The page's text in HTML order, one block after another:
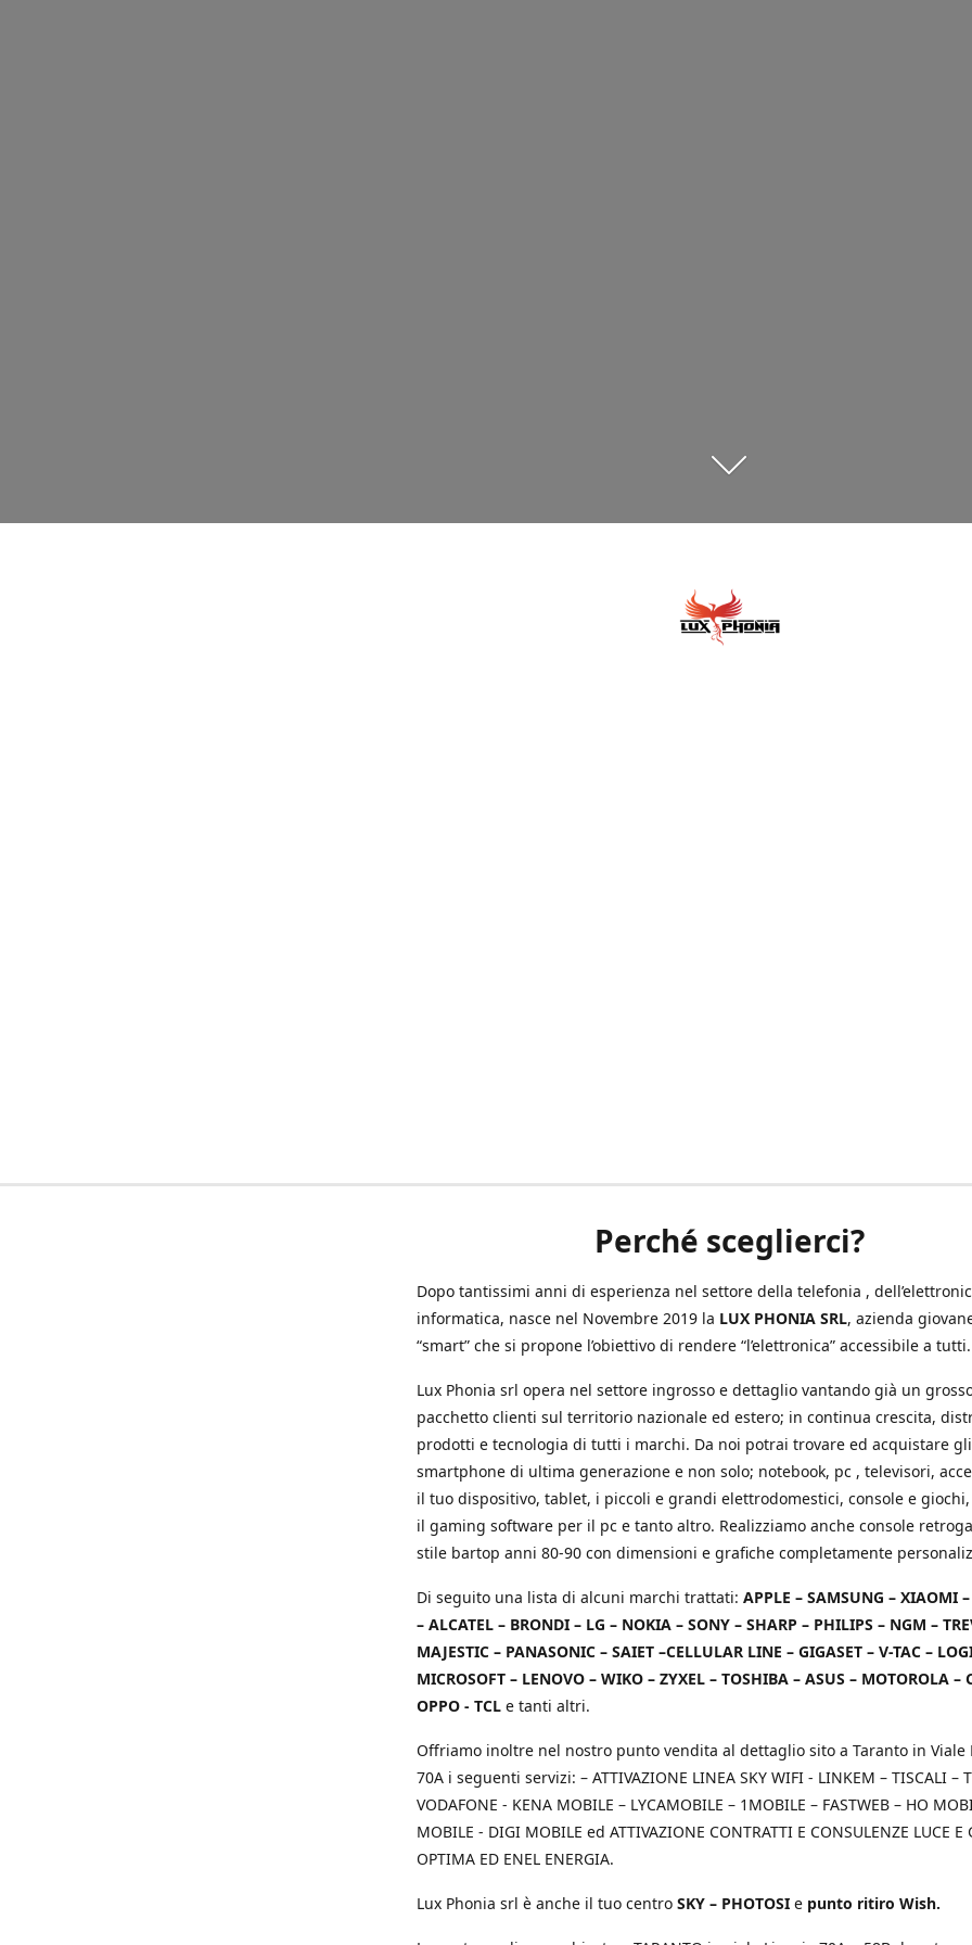
Perché sceglierci?
Dopo tantissimi anni di esperienza nel settore della telefonia ,
informatica, nasce nel Novembre 2019 la LUX PHONIA SRL, azienda
“smart” che si propone l’obiettivo di rendere “l’elettronica” accessibile a tutti.
Lux Phonia srl opera nel settore ingrosso e dettaglio vantando già un
pacchetto clienti sul territorio nazionale ed estero; in continua crescita,
prodotti e tecnologia di tutti i marchi. Da noi potrai trovare ed acquistare gli
smartphone di ultima generazione e non solo; notebook, pc , televisori,
il tuo dispositivo, tablet, i piccoli e grandi elettrodomestici, console e
il gaming software per il pc e tanto altro. Realizziamo anche console
stile bartop anni 80-90 con dimensioni e grafiche completamente
Di seguito una lista di alcuni marchi trattati: APPLE – SAMSUNG – XIAOMI
– ALCATEL – BRONDI – LG – NOKIA – SONY – SHARP – PHILIPS – NGM –
MAJESTIC – PANASONIC – SAIET –CELLULAR LINE – GIGASET – V-TAC –
MICROSOFT – LENOVO – WIKO – ZYXEL – TOSHIBA – ASUS – MOTOROLA –
OPPO - TCL e tanti altri.
Offriamo inoltre nel nostro punto vendita al dettaglio sito a Taranto in Viale
70A i seguenti servizi: – ATTIVAZIONE LINEA SKY WIFI - LINKEM – TISCALI –
VODAFONE - KENA MOBILE – LYCAMOBILE – 1MOBILE – FASTWEB – HO
MOBILE - DIGI MOBILE ed ATTIVAZIONE CONTRATTI E CONSULENZE LUCE E
OPTIMA ED ENEL ENERGIA.
Lux Phonia srl è anche il tuo centro SKY – PHOTOSI e punto ritiro Wish.